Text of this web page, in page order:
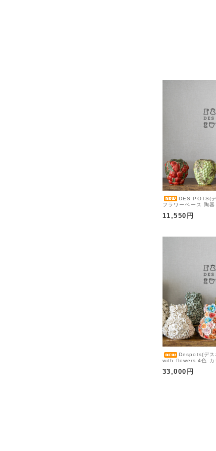
DES POTS(
フラワーベース 陶
ウ / レモン / ミッ
タニカル
11,550円
Despots(デ
with flowers 4色 カ
33,000円